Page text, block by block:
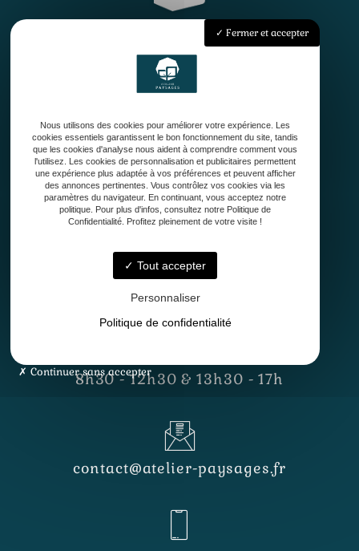
Accueil
Qui sommes-nous ?
Conception
Entretien de jardin
Contact
33127 Saint-Jean-d'Illac
8h30 - 12h30 & 13h30 - 17h
contact@atelier-paysages.fr
Fermer et accepter
Nous utilisons des cookies pour améliorer votre expérience. Les
cookies essentiels garantissent le bon fonctionnement du site, tandis
que les cookies d'analyse nous aident à comprendre comment vous
l'utilisez. Les cookies de personnalisation et publicitaires permettent
une expérience plus adaptée à vos préférences et peuvent afficher
des annonces pertinentes. Vous contrôlez vos cookies via les
paramètres du navigateur. En continuant, vous acceptez notre
politique. Pour plus d'infos, consultez notre Politique de
Confidentialité. Profitez pleinement de votre visite !
Tout accepter
Personnaliser
Politique de confidentialité
Continuer sans accepter